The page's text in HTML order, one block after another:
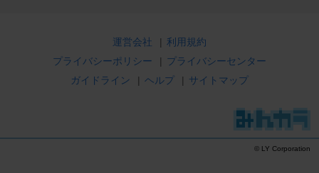
運営会社 | 利用規約
プライバシーポリシー
| プライバシーセンター
ガイドライン
| ヘルプ | サイトマップ
© LY Corporation